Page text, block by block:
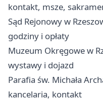
kontakt, msze,
Sąd Rejonowy w
godziny i opłaty
Muzeum Okręgowe w
wystawy i dojazd
Parafia św. Michała
kancelaria, kontakt